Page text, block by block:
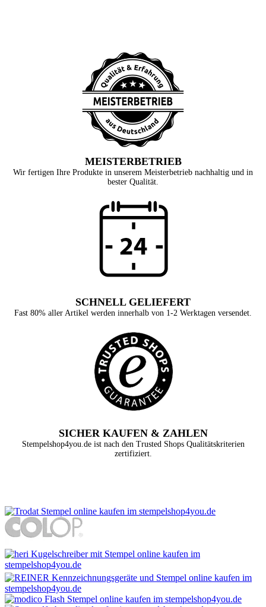
MEISTERBETRIEB
Wir fertigen Ihre Produkte in unserem Meisterbetrieb nachhaltig und in
bester Qualität.
SCHNELL GELIEFERT
Fast 80% aller Artikel werden innerhalb von 1-2 Werktagen versendet.
SICHER KAUFEN & ZAHLEN
Stempelshop4you.de ist nach den Trusted Shops Qualitätskriterien
zertifiziert.